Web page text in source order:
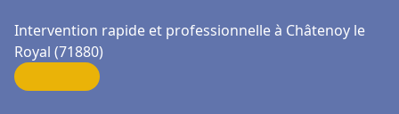
Intervention rapide et professionnelle à Châtenoy le
Royal (71880)